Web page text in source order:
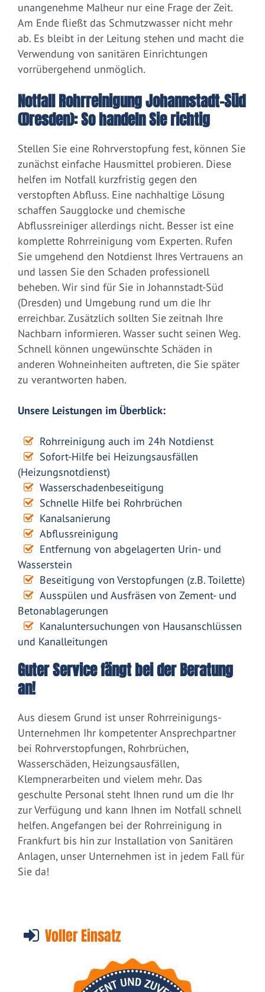
unangenehme Malheur nur eine Frage der Zeit.
Am Ende fließt das Schmutzwasser nicht mehr
ab. Es bleibt in der Leitung stehen und macht die
Verwendung von sanitären Einrichtungen
vorrübergehend unmöglich.
Notfall Rohrreinigung Johannstadt-Süd
(Dresden): So handeln Sie richtig
Stellen Sie eine Rohrverstopfung fest, können Sie
zunächst einfache Hausmittel probieren. Diese
helfen im Notfall kurzfristig gegen den
verstopften Abfluss. Eine nachhaltige Lösung
schaffen Saugglocke und chemische
Abflussreiniger allerdings nicht. Besser ist eine
komplette Rohrreinigung vom Experten. Rufen
Sie umgehend den Notdienst Ihres Vertrauens an
und lassen Sie den Schaden professionell
beheben. Wir sind für Sie in Johannstadt-Süd
(Dresden) und Umgebung rund um die Ihr
erreichbar. Zusätzlich sollten Sie zeitnah Ihre
Nachbarn informieren. Wasser sucht seinen Weg.
Schnell können ungewünschte Schäden in
anderen Wohneinheiten auftreten, die Sie später
zu verantworten haben.
Unsere Leistungen im Überblick:
Rohrreinigung auch im 24h Notdienst
Sofort-Hilfe bei Heizungsausfällen
(Heizungsnotdienst)
Wasserschadenbeseitigung
Schnelle Hilfe bei Rohrbrüchen
Kanalsanierung
Abflussreinigung
Entfernung von abgelagerten Urin- und
Wasserstein
Beseitigung von Verstopfungen (z.B. Toilette)
Ausspülen und Ausfräsen von Zement- und
Betonablagerungen
Kanaluntersuchungen von Hausanschlüssen
und Kanalleitungen
Guter Service fängt bei der Beratung
an!
Aus diesem Grund ist unser Rohrreinigungs-
Unternehmen Ihr kompetenter Ansprechpartner
bei Rohrverstopfungen, Rohrbrüchen,
Wasserschäden, Heizungsausfällen,
Klempnerarbeiten und vielem mehr. Das
geschulte Personal steht Ihnen rund um die Ihr
zur Verfügung und kann Ihnen im Notfall schnell
helfen. Angefangen bei der Rohrreinigung in
Frankfurt bis hin zur Installation von Sanitären
Anlagen, unser Unternehmen ist in jedem Fall für
Sie da!
Voller Einsatz